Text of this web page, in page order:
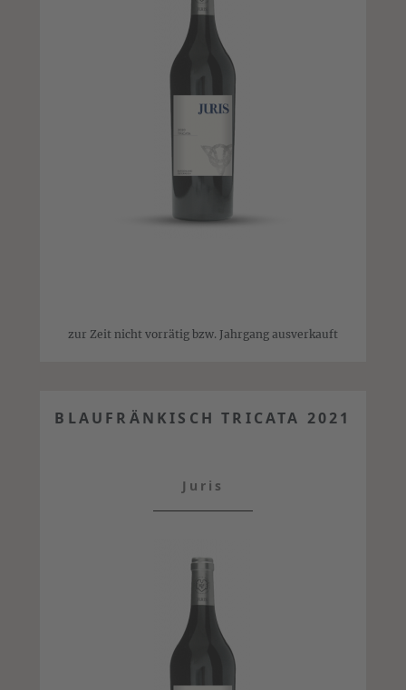
zur Zeit nicht vorrätig bzw. Jahrgang ausverkauft
BLAUFRÄNKISCH TRICATA 2021
Juris